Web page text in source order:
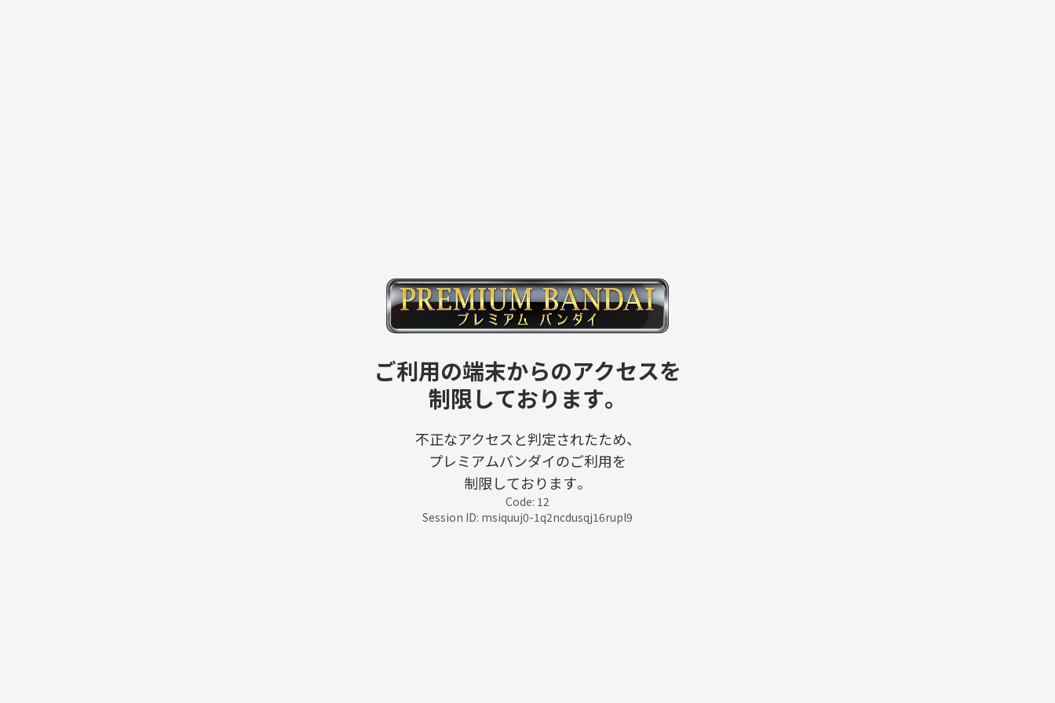
ご利用の端末からのアクセスを
制限しております。
不正なアクセスと判定されたため、
プレミアムバンダイのご利用を
制限しております。
Code: 12
Session ID: msiquuj0-1q2ncdusqj16rupl9